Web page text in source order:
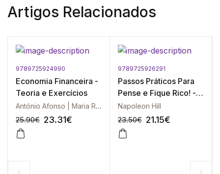
Artigos Relacionados
9789725924990
Economia Financeira -
Teoria e Exercícios
António Afonso | Maria Rosa Borges | João Calado | Maria Teresa Garcia
25.90€ 23.31€
9789725926291
Passos Práticos Para
Pense e Fique Rico! -
O Segredo Revelado
Napoleon Hill
23.50€ 21.15€